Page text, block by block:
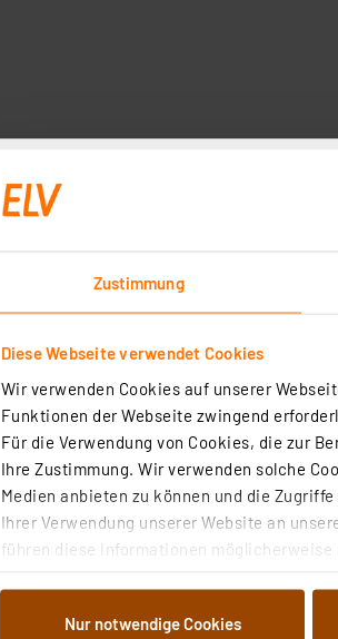
Zustimmung
Diese Webseite verwendet Cookies
Wir verwenden Cookies auf unserer
Funktionen der Webseite zwingend
Für die Verwendung von Cookies, die zur
Ihre Zustimmung. Wir verwenden solche
Medien anbieten zu können und die
Ihrer Verwendung unserer Website an
führen diese Informationen
Weiterverarbeitung für die nachfolgend
Nur notwendige Cookies
erfolgt einfach und
in Schaltnetzteiltechnik
schaltbar und gegen
wird ebenso
Strom bzw. Last einstellbar.
und Last erfolgt bequem
in Frontplatten
ist die
DC-Labornetzteil,
VDC